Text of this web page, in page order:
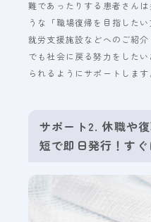
難であったりする患者さん
うな「職場復帰を目指した
就労支援施設などへのご紹
でも社会に戻る努力をした
られるようにサポートします
サポート2. 休職や
短で即日発行！す